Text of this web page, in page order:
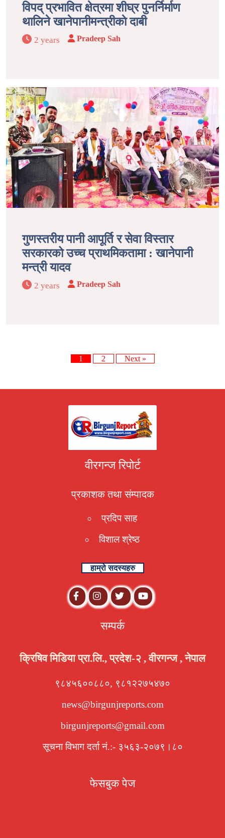
विपद् प्रभावित क्षेत्रमा शीघ्र पुनर्निर्माण
थालिने खानेपानीमन्त्रीकाे दाबी
2 years Pradeep Sah
गुणस्तरीय पानी आपूर्ति र सेवा विस्तार
सरकारको उच्च प्राथमिकतामा : खानेपानी
मन्त्री यादव
2 years Pradeep Sah
1 2 Next »
वीरगन्ज रिपोर्ट
प्रकाशक तथा संम्पादक
प्रदिप साह
विशाल श्रेष्ठ
हाम्रो सदस्यहरु
सम्पर्क
क्रिषिव मिडिया प्रा.लि., प्रदेश-२ , वीरगन्ज , नेपाल
९८४५६००८८०, ९८१२२७५४७०
news@birgunjreports.com
birgunjreports@gmail.com
सूचना विभाग दर्ता नं.:- ३५६३-२०७९।८०
फेसबुक पेज